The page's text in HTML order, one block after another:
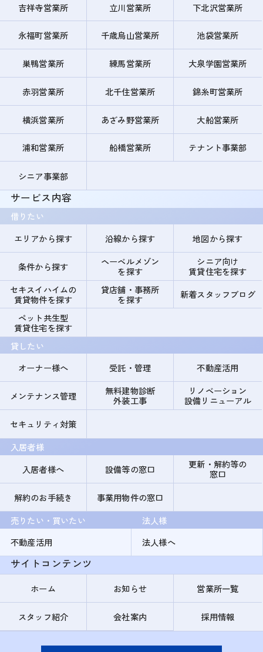
吉祥寺営業所 立川営業所 下北沢営業所
永福町営業所 千歳烏山営業所 池袋営業所
巣鴨営業所 練馬営業所 大泉学園営業所
赤羽営業所 北千住営業所 錦糸町営業所
横浜営業所 あざみ野営業所 大船営業所
浦和営業所 船橋営業所 テナント事業部
シニア事業部
サービス内容
借りたい
エリアから探す
沿線から探す 地図から探す
条件から探す
ヘーベルメゾン
を探す
シニア向け
賃貸住宅を探す
セキスイハイムの
賃貸物件を探す
貸店舗・事務所
を探す
新着スタッフブログ
ペット共生型
賃貸住宅を探す
貸したい
オーナー様へ
受託・管理 不動産活用
メンテナンス管理
無料建物診断
外装工事
リノベーション
設備リニューアル
セキュリティ対策
入居者様
入居者様へ
設備等の窓口
更新・解約等の
窓口
解約のお手続き
事業用物件の窓口
売りたい・買いたい
不動産活用
法人様
法人様へ
サイトコンテンツ
ホーム お知らせ 営業所一覧
スタッフ紹介 会社案内 採用情報